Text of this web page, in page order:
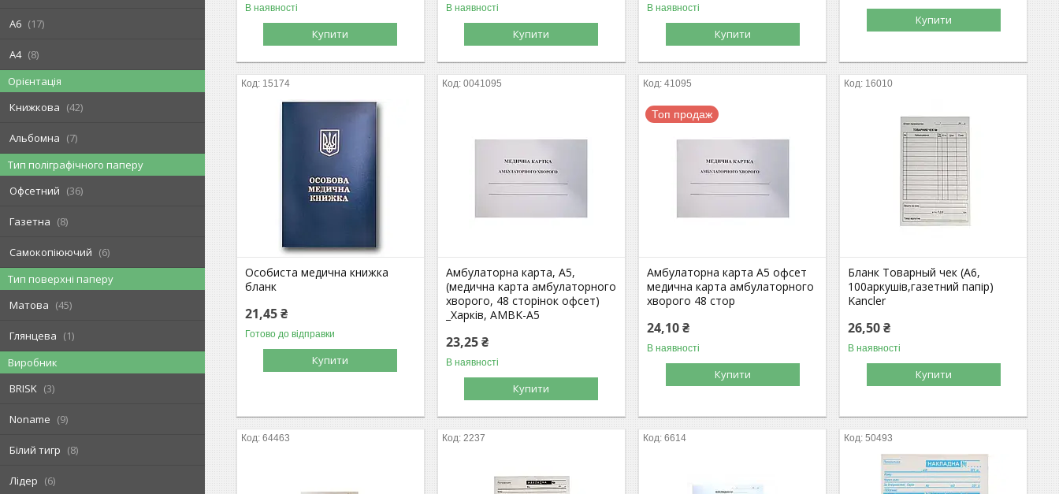
A6 17
A4
8
Орієнтація
Книжкова
42
Альбомна
7
Тип поліграфічного паперу
Офсетний
36
Газетна 8
Самокопіюючий
6
Тип поверхні паперу
Матова
45
Глянцева
1
Виробник
BRISK
3
Noname 9
Білий тигр 8
Лідер 6
В наявності
Купити
В наявності
Купити
В наявності
Купити
Купити
15174
Особиста медична книжка
бланк
21,45 ₴
Готово до відправки
Купити
0041095
Амбулаторна карта, А5,
(медична карта амбулаторного
хворого, 48 сторінок офсет)
_Харків, AMBK-A5
23,25 ₴
В наявності
Купити
41095
Топ продаж
Амбулаторна карта А5 офсет
медична карта амбулаторного
хворого 48 стор
24,10 ₴
В наявності
Купити
16010
Бланк Товарный чек (А6,
100аркушів,газетний папір)
Kancler
26,50 ₴
В наявності
Купити
64463 2237 6614 50493